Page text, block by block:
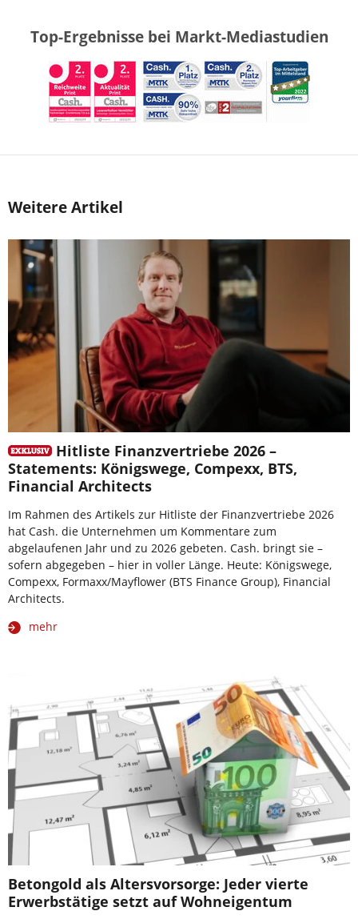
Top-Ergebnisse bei Markt-Mediastudien
Weitere Artikel
Hitliste Finanzvertriebe 2026 –
Statements: Königswege, Compexx, BTS,
Financial Architects
Im Rahmen des Artikels zur Hitliste der Finanzvertriebe 2026
hat Cash. die Unternehmen um Kommentare zum
abgelaufenen Jahr und zu 2026 gebeten. Cash. bringt sie –
sofern abgegeben – hier in voller Länge. Heute: Königswege,
Compexx, Formaxx/Mayflower (BTS Finance Group), Financial
Architects.
mehr
Betongold als Altersvorsorge: Jeder vierte
Erwerbstätige setzt auf Wohneigentum